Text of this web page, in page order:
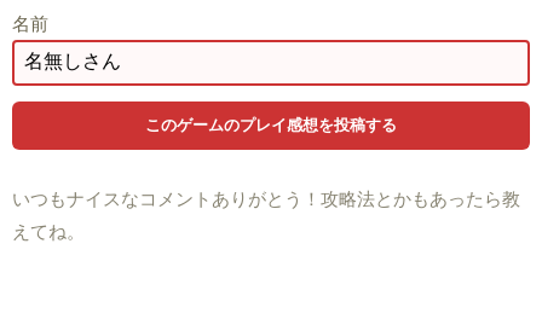
名前
いつもナイスなコメントありがとう！攻略法とかもあったら教
えてね。